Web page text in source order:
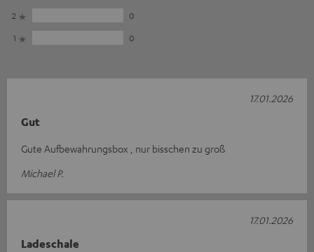
2
0
1
0
Gut
Gute Aufbewahrungsbox , nur bisschen zu groß
Michael P.
17.01.2026
Ladeschale
17.01.2026